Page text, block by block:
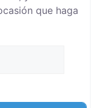
que haga